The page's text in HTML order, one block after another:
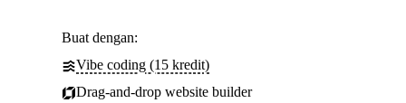
Buat dengan:
Vibe coding (15 kredit)
Drag-and-drop website builder